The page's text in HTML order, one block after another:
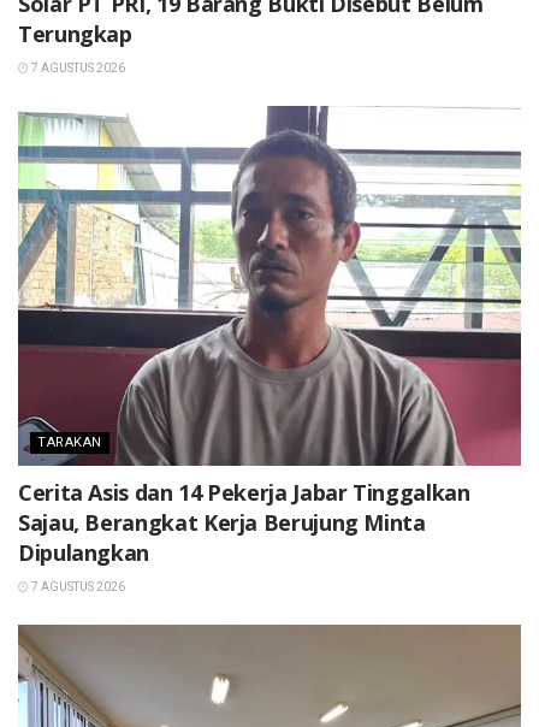
Terungkap
7 AGUSTUS 2026
TARAKAN
Cerita Asis dan 14 Pekerja Jabar Tinggalkan
Sajau, Berangkat Kerja Berujung Minta
Dipulangkan
7 AGUSTUS 2026